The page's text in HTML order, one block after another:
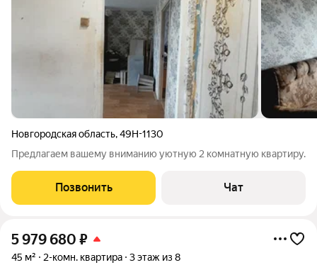
Новгородская область,49Н-1130
Предлагаем вашему вниманию уютную 2 комнатную квартиру.
Позвонить Чат
5 979 680 ₽
45 м² 2-комн. квартира 3 этаж из 8